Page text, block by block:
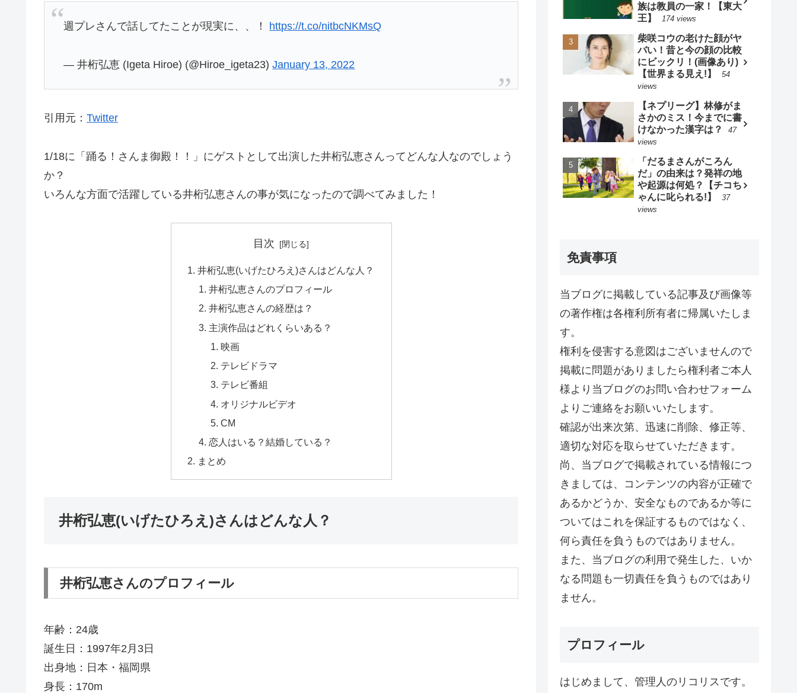
週プレさんで話してたことが現実に、、！ https://t.co/nitbcNKMsQ
— 井桁弘恵 (Igeta Hiroe) (@Hiroe_igeta23)January 13, 2022
引用元： Twitter
1/18に「踊る！さんま御殿！！」にゲストとして出演した井桁弘恵さんってどんな人なのでしょう
か？
いろんな方面で活躍している井桁弘恵さんの事が気になったので調べてみました！
目次
井桁弘恵(いげたひろえ)さんはどんな人？
井桁弘恵さんのプロフィール
井桁弘恵さんの経歴は？
主演作品はどれくらいある？
映画
テレビドラマ
テレビ番組
オリジナルビデオ
CM
恋人はいる？結婚している？
まとめ
井桁弘恵(いげたひろえ)さんはどんな人？
井桁弘恵さんのプロフィール
年齢：24歳
誕生日：1997年2月3日
出身地：日本・福岡県
身長：170m
族は教員の一家！【東大
王】
174 views
柴咲コウの老けた顔がヤ
バい！昔と今の顔の比較
にビックリ！(画像あり)
【世界まる見え!】
54
views
【ネプリーグ】林修がま
さかのミス！今までに書
けなかった漢字は？
47
views
「だるまさんがころん
だ」の由来は？発祥の地
や起源は何処？【チコち
ゃんに叱られる!】
37
views
免責事項
当ブログに掲載している記事及び画像等
の著作権は各権利所有者に帰属いたしま
す。
権利を侵害する意図はございませんので
掲載に問題がありましたら権利者ご本人
様より当ブログのお問い合わせフォーム
よりご連絡をお願いいたします。
確認が出来次第、迅速に削除、修正等、
適切な対応を取らせていただきます。
尚、当ブログで掲載されている情報につ
きましては、コンテンツの内容が正確で
あるかどうか、安全なものであるか等に
ついてはこれを保証するものではなく、
何ら責任を負うものではありません。
また、当ブログの利用で発生した、いか
なる問題も一切責任を負うものではあり
ません。
プロフィール
はじめまして、管理人のリコリスです。